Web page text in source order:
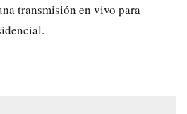
transmisión en vivo para